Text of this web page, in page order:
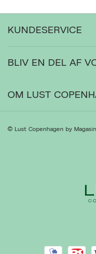
KUNDESERVICE
Levering
Ordrestatus
Gå til Kundeservice
Privatlivspolitik
BLIV EN DEL AF
OM LUST
Om os
© Lust Copenhagen by